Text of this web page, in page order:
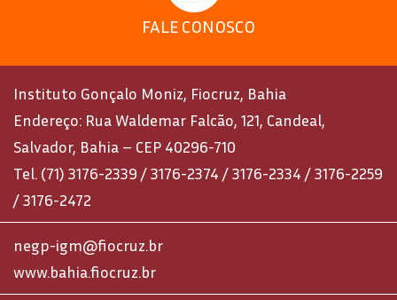
FALE CONOSCO
Instituto Gonçalo Moniz, Fiocruz, Bahia
Endereço: Rua Waldemar Falcão, 121, Candeal,
Salvador, Bahia – CEP 40296-710
Tel. (71) 3176-2339 / 3176-2374 / 3176-2334 / 3176-2259
/ 3176-2472
negp-igm@fiocruz.br
www.bahia.fiocruz.br